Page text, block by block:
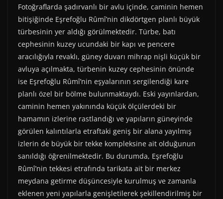
Fotoğraflarda şadırvanlı bir avlu içinde, caminin hemen
bitişiğinde Eşrefoğlu Rûmî’nin dikdörtgen planlı büyük
türbesinin yer aldığı görülmektedir. Türbe, batı
cephesinin kuzey ucundaki bir kapı ve pencere
aracılığıyla revaklı, güney duvarı mihrap nişli küçük bir
avluya açılmakta, türbenin kuzey cephesinin önünde
ise Eşrefoğlu Rûmî’nin eşyalarının sergilendiği kare
planlı özel bir bölme bulunmaktaydı. Eski yayınlardan,
caminin hemen yakınında küçük ölçülerdeki bir
hamamın izlerine rastlandığı ve yapıların güneyinde
görülen kalıntılarla etraftaki geniş bir alana yayılmış
izlerin de büyük bir tekke kompleksine ait olduğunun
sanıldığı öğrenilmektedir. Bu durumda, Eşrefoğlu
Rûmî’nin tekkesi etrafında tarikata ait bir merkez
meydana getirme düşüncesiyle kurulmuş ve zamanla
eklenen yeni yapılarla genişletilerek şekillendirilmiş bir